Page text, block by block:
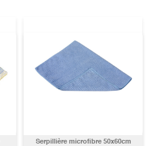
Serpillière microfibre 50x60cm